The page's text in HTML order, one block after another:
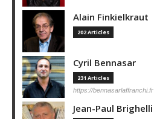
Alain Finkielkraut
202 Articles
Cyril Bennasar
231 Articles
https://bennasarlaffranchi.fr
Jean-Paul Brighelli